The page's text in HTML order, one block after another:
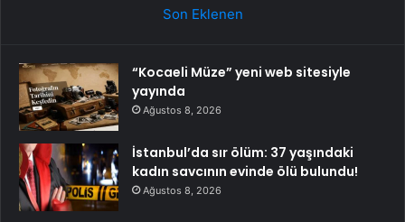
Son Eklenen
“Kocaeli Müze” yeni web sitesiyle
yayında
Ağustos 8, 2026
İstanbul’da sır ölüm: 37 yaşındaki
kadın savcının evinde ölü bulundu!
Ağustos 8, 2026